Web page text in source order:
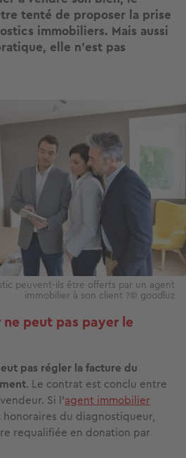
tenté de proposer la prise
immobiliers. Mais aussi
elle n’est pas
peuvent-ils être offerts par un agent
immobilier à son client ?© goodluz
peut pas payer le
pas régler la facture du
. Le contrat est conclu entre
Si l’agent immobilier
du diagnostiqueur,
requalifiée en donation par